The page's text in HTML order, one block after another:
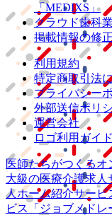
「MEDIXS」
クラウド歯科
掲載情報の修
利用規約
特定商取引法
プライバシー
外部送信ポリ
運営会社
ロゴ利用ガイ
医師たちがつくるオ
大級の医療介護求人
人ホーム紹介サービ
ビス
「ジョブメドレ